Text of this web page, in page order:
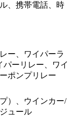
、携帯電話、時
ー、ワイパーラ
パーリレー、ワイ
ポンプリレー
）、ウインカー/
ュール